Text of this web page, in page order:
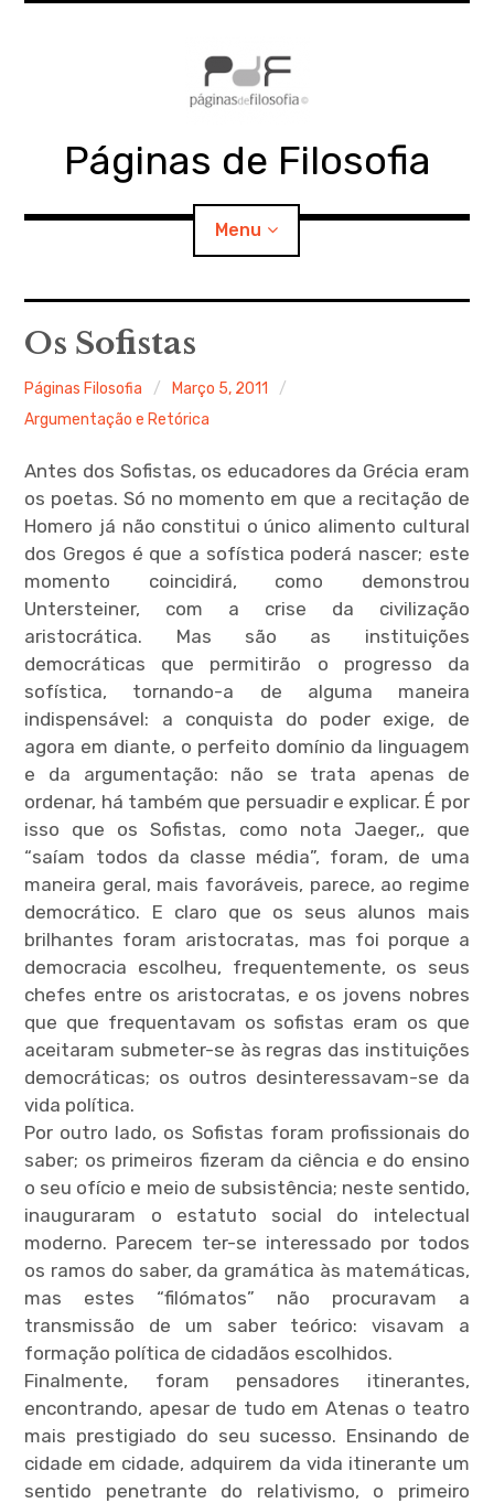
Páginas de Filosofia
Menu
PdF
SECÇÕES
MATERIAIS
child
menu
child
menu
child
menu
child
menu
child
menu
child
menu
Os Sofistas
Páginas Filosofia
Março 5, 2011
Argumentação e Retórica
Antes dos Sofistas, os educadores da Grécia eram
os poetas. Só no momento em que a recitação de
Homero já não constitui o único alimento cultural
dos Gregos é que a sofística poderá nascer; este
momento coincidirá, como demonstrou
Untersteiner, com a crise da civilização
aristocrática. Mas são as instituições
democráticas que permitirão o progresso da
sofística, tornando-a de alguma maneira
indispensável: a conquista do poder exige, de
agora em diante, o perfeito domínio da linguagem
e da argumentação: não se trata apenas de
ordenar, há também que persuadir e explicar. É por
isso que os Sofistas, como nota Jaeger,, que
“saíam todos da classe média”, foram, de uma
maneira geral, mais favoráveis, parece, ao regime
democrático. E claro que os seus alunos mais
brilhantes foram aristocratas, mas foi porque a
democracia escolheu, frequentemente, os seus
chefes entre os aristocratas, e os jovens nobres
que que frequentavam os sofistas eram os que
aceitaram submeter-se às regras das instituições
democráticas; os outros desinteressavam-se da
vida política.
Por outro lado, os Sofistas foram profissionais do
saber; os primeiros fizeram da ciência e do ensino
o seu ofício e meio de subsistência; neste sentido,
inauguraram o estatuto social do intelectual
moderno. Parecem ter-se interessado por todos
os ramos do saber, da gramática às matemáticas,
mas estes “filómatos” não procuravam a
transmissão de um saber teórico: visavam a
formação política de cidadãos escolhidos.
Finalmente, foram pensadores itinerantes,
encontrando, apesar de tudo em Atenas o teatro
mais prestigiado do seu sucesso. Ensinando de
cidade em cidade, adquirem da vida itinerante um
sentido penetrante do relativismo, o primeiro